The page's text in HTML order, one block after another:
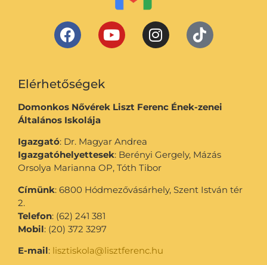
Elérhetőségek
Domonkos Nővérek Liszt Ferenc Ének-zenei
Általános Iskolája
Igazgató: Dr. Magyar Andrea
Igazgatóhelyettesek: Berényi Gergely, Mázás
Orsolya Marianna OP, Tóth Tibor
Címünk: 6800 Hódmezővásárhely, Szent István tér
2.
Telefon: (62) 241 381
Mobil: (20) 372 3297
E-mail: lisztiskola@lisztferenc.hu